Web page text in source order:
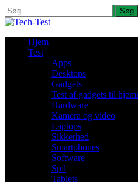
Søg
efter:
Hjem
Test
Apps
Desktops
Gadgets
Test af gadgets til
Hardware
Kamera og video
Laptops
Sikkerhed
Smartphones
Software
Spil
Tablets